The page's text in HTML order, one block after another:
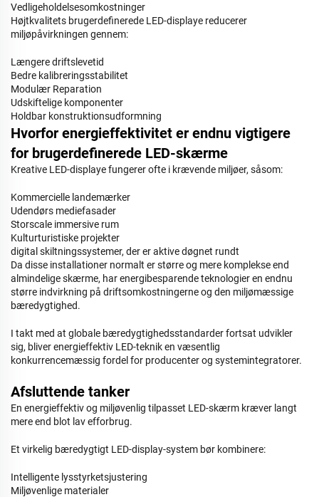
Vedligeholdelsesomkostninger
Højtkvalitets brugerdefinerede LED-displaye reducerer
miljøpåvirkningen gennem:
Længere driftslevetid
Bedre kalibreringsstabilitet
Modulær Reparation
Udskiftelige komponenter
Holdbar konstruktionsudformning
Hvorfor energieffektivitet er endnu vigtigere
for brugerdefinerede LED-skærme
Kreative LED-displaye fungerer ofte i krævende miljøer, såsom:
Kommercielle landemærker
Udendørs mediefasader
Storscale immersive rum
Kulturturistiske projekter
digital skiltningssystemer, der er aktive døgnet rundt
Da disse installationer normalt er større og mere komplekse end
almindelige skærme, har energibesparende teknologier en endnu
større indvirkning på driftsomkostningerne og den miljømæssige
bæredygtighed.
I takt med at globale bæredygtighedsstandarder fortsat udvikler
sig, bliver energieffektiv LED-teknik en væsentlig
konkurrencemæssig fordel for producenter og systemintegratorer.
Afsluttende tanker
En energieffektiv og miljøvenlig tilpasset LED-skærm kræver langt
mere end blot lav efforbrug.
Et virkelig bæredygtigt LED-display-system bør kombinere:
Intelligente lysstyrketsjustering
Miljøvenlige materialer